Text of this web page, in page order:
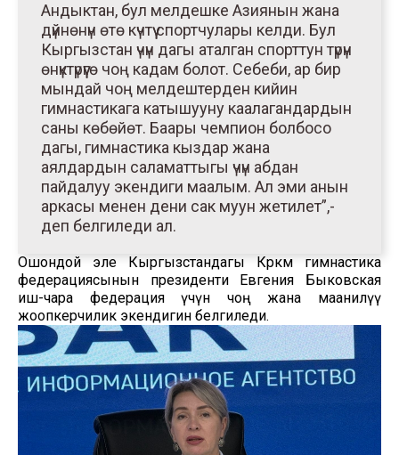
Андыктан, бул мелдешке Азиянын жана
дүйнөнүн өтө күчтүү спортчулары келди. Бул
Кыргызстан үчүн дагы аталган спорттун түрүн
өнүктүрүүгө чоң кадам болот. Себеби, ар бир
мындай чоң мелдештерден кийин
гимнастикага катышууну каалагандардын
саны көбөйөт. Баары чемпион болбосо
дагы, гимнастика кыздар жана
аялдардын саламаттыгы үчүн абдан
пайдалуу экендиги маалым. Ал эми анын
аркасы менен дени сак муун жетилет”,-
деп белгиледи ал.
Ошондой эле Кыргызстандагы Көркөм гимнастика
федерациясынын президенти Евгения Быковская
иш-чара федерация үчүн чоң жана маанилүү
жоопкерчилик экендигин белгиледи.